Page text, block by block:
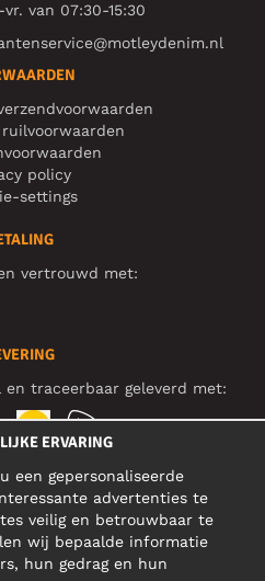
van 07:30-15:30
policy
settings
vertrouwd met:
traceerbaar geleverd met:
MEDIA
ERVARING
een gepersonaliseerde
advertenties te
veilig en betrouwbaar te
wij bepaalde informatie
hun gedrag en hun